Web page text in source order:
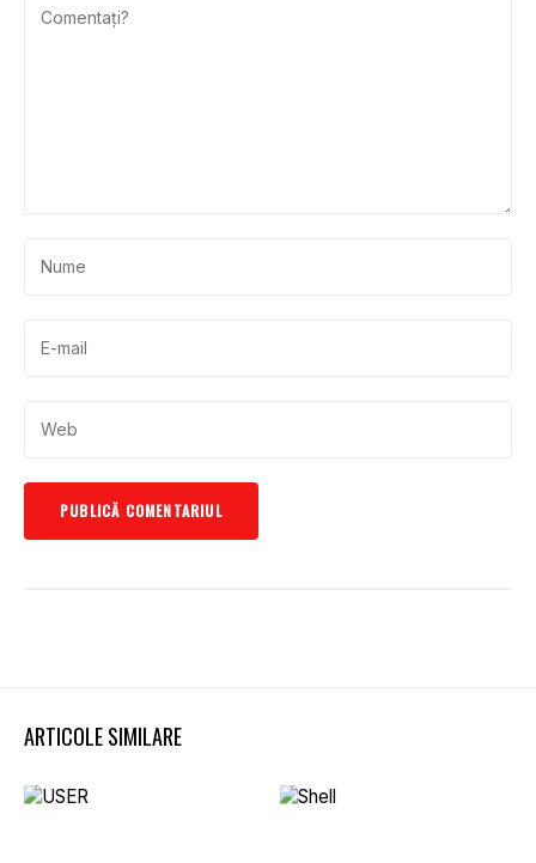
ARTICOLE SIMILARE